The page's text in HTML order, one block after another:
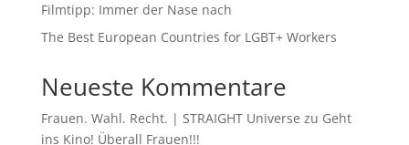
Filmtipp: Immer der Nase nach
The Best European Countries for LGBT+ Workers
Neueste Kommentare
Frauen. Wahl. Recht. | STRAIGHT Universe zu Geht
ins Kino! Überall Frauen!!!